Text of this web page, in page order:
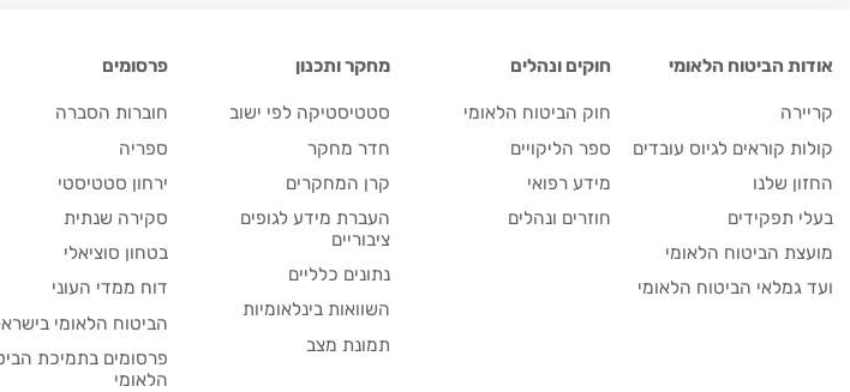
אודות הביטוח הלאומי
קריירה
קולות קוראים לגיוס עובדים
החזון שלנו
בעלי תפקידים
מועצת הביטוח הלאומי
ועד גמלאי הביטוח הלאומי
חוקים ונהלים
חוק הביטוח הלאומי
ספר הליקויים
מידע רפואי
חוזרים ונהלים
מחקר ותכנון
סטטיסטיקה לפי ישוב
חדר מחקר
קרן המחקרים
העברת מידע לגופים
ציבוריים
נתונים כלליים
השוואות בינלאומיות
תמונת מצב
פרסומים
חוברות הסברה
ספריה
ירחון סטטיסטי
סקירה שנתית
בטחון סוציאלי
דוח ממדי העוני
הביטוח הלאומי
פרסומים בתמיכת
הלאומי